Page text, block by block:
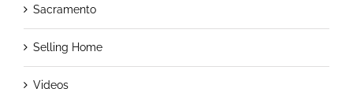
Sacramento
Selling Home
Videos